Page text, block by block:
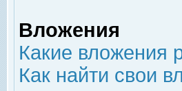
Вложения
Какие вложения
Как найти свои